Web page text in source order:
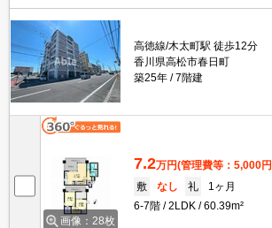
高徳線/木太町駅 徒歩12分
香川県高松市春日町
築25年
7階建
画像：28枚
7.2万円(管理費等：5,000
敷
なし 礼
1ヶ月
6-7階
2LDK 60.39m²